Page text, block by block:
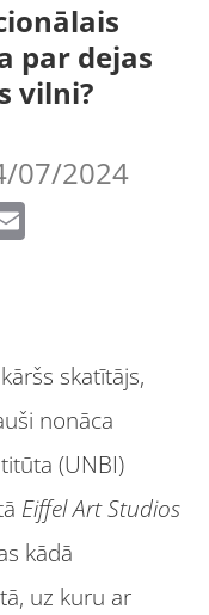
par dejas
vilni?
07/2024
skatītājs,
nonāca
(UNBI)
Eiffel Art Studios
kādā
uz kuru ar